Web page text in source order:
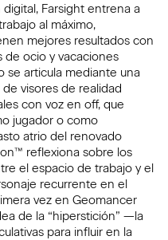
Farsight entrena a
al máximo,
mejores resultados con
de ocio y vacaciones
se articula mediante una
de visores de realidad
con voz en off, que
jugador o como
atrio del renovado
reflexiona sobre los
el espacio de trabajo y el
recurrente en el
vez en Geomancer
de la “hiperstición” —la
para influir en la